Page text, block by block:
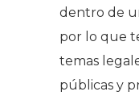
dentro de
por lo que
temas
públicas y